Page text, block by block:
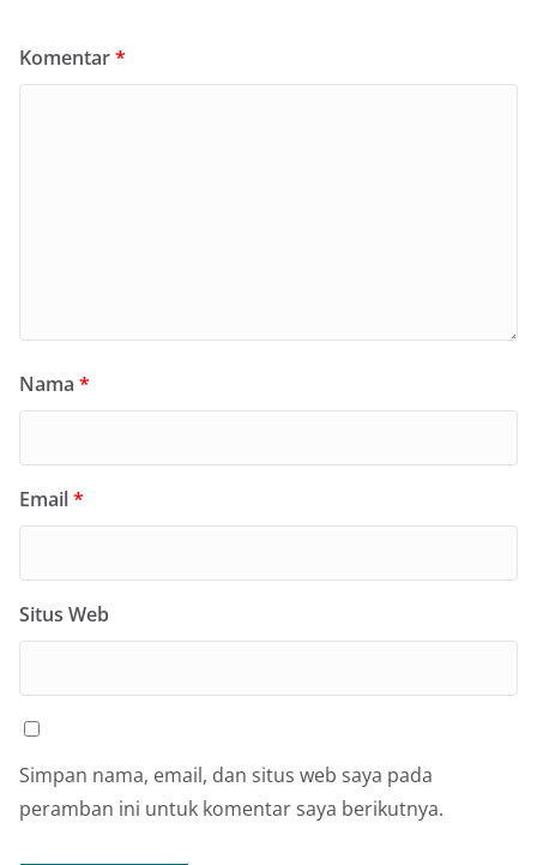
Komentar*
Nama *
Email*
Situs Web
Simpan nama, email, dan situs web saya pada
peramban ini untuk komentar saya berikutnya.